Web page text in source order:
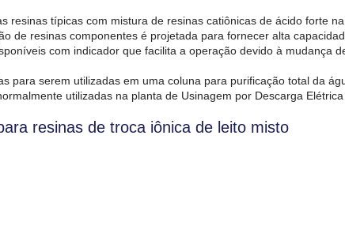
resinas típicas com mistura de resinas catiônicas de ácido forte
de resinas componentes é projetada para fornecer alta
com indicador que facilita a operação devido à mudança
para serem utilizadas em uma coluna para purificação total da
utilizadas na planta de Usinagem por Descarga
resinas de troca iônica de leito misto